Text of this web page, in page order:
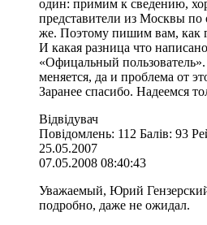
один: примим к сведению,
представители из Москвы
же. Поэтому пишим вам, как
И какая разница что
«Офицальный
меняется, да и проблема от
Заранее спасибо. Надеемся
Відвідувач
Повідомлень: 112 Балів: 93
25.05.2007
07.05.2008 08:40:43
Уважаемый, Юрий
подробно, даже не ожидал.